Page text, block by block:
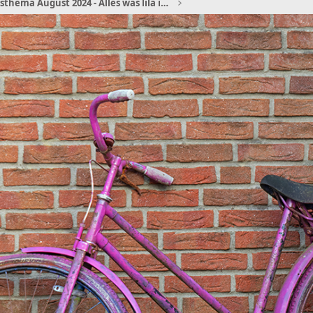
Monatsthema August 2024 - Alles was lila ist, außer Milka(kuh)